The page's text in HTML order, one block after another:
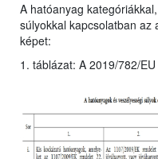
A hatóanyag
súlyokkal kapcsolatban az
képet:
1. táblázat: A 2019/782/